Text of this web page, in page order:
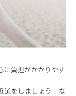
に負担がかかりやす
道をしましょう！な